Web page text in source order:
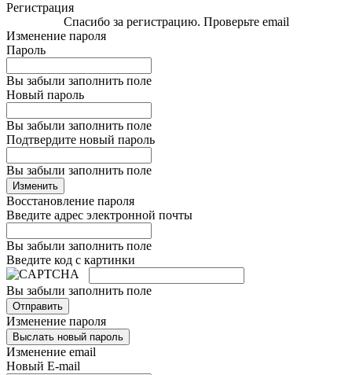
Регистрация
Спасибо за регистрацию. Проверьте email
Изменение пароля
Пароль
Вы забыли заполнить поле
Новый пароль
Вы забыли заполнить поле
Подтвердите новый пароль
Вы забыли заполнить поле
Изменить
Восстановление пароля
Введите адрес электронной почты
Вы забыли заполнить поле
Введите код с картинки
Вы забыли заполнить поле
Отправить
Изменение пароля
Выслать новый пароль
Изменение email
Новый E-mail